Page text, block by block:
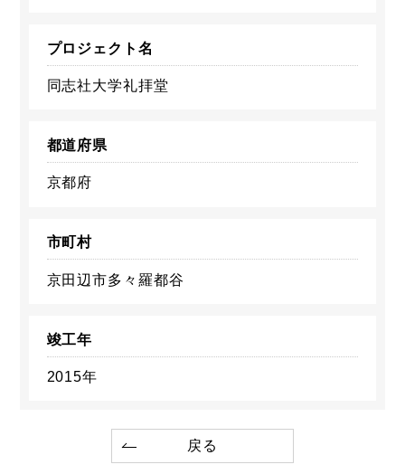
プロジェクト名
同志社大学礼拝堂
都道府県
京都府
市町村
京田辺市多々羅都谷
竣工年
2015年
戻る